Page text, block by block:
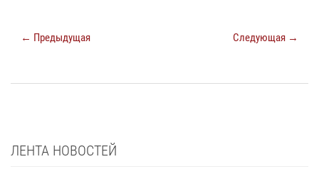
← Предыдущая Следующая →
ЛЕНТА НОВОСТЕЙ